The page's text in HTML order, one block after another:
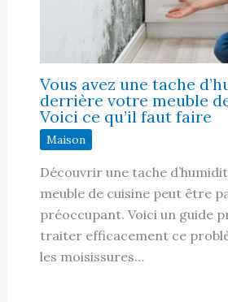
Vous avez une tache
derrière votre meuble
Voici ce qu’il faut faire
Maison
Découvrir une tache
meuble de cuisine peut être
préoccupant. Voici un guide
traiter efficacement ce
les moisissures…